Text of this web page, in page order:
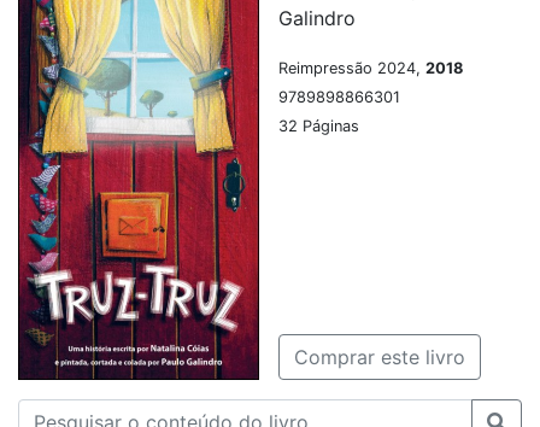
Galindro
Reimpressão 2024, 2018
9789898866301
32 Páginas
Comprar este livro